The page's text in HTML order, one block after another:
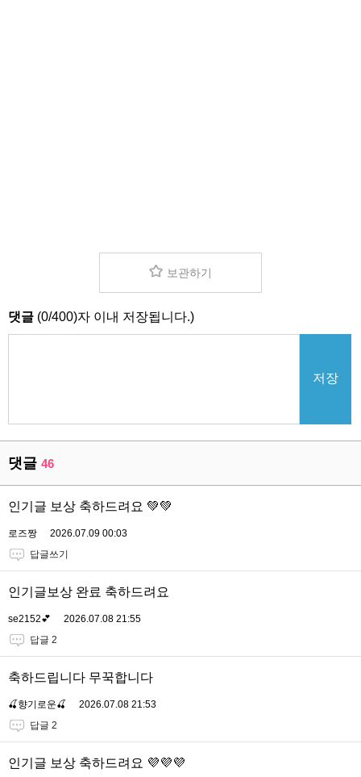
보관하기
댓글 (0/400)자 이내 저장됩니다.)
저장
댓글 46
인기글 보상 축하드려요 💚💚
로즈짱
2026.07.09 00:03
답글쓰기
인기글보상 완료 축하드려요
se2152💕
2026.07.08 21:55
답글 2
축하드립니다 무꾹합니다
🍒향기로운🍒
2026.07.08 21:53
답글 2
인기글 보상 축하드려요 💜💜💜